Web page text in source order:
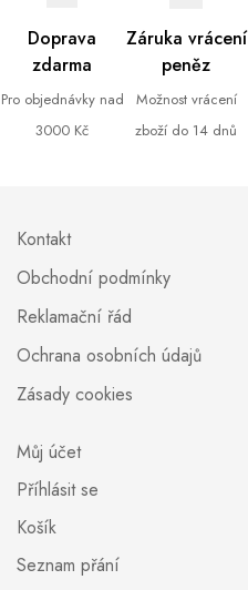
Doprava
zdarma
Pro objednávky nad
3000 Kč
Záruka vrácení
peněz
Možnost vrácení
zboží do 14 dnů
Kontakt
Obchodní podmínky
Reklamační řád
Ochrana osobních údajů
Zásady cookies
Můj účet
Příhlásit se
Košík
Seznam přání